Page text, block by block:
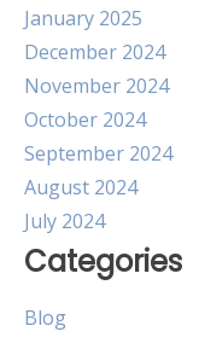
January 2025
December 2024
November 2024
October 2024
September 2024
August 2024
July 2024
Categories
Blog